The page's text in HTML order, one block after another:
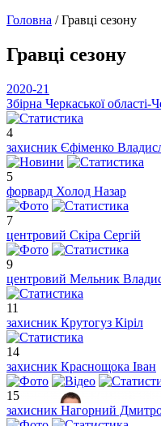
Головна /Гравці сезону
Гравці сезону
2020-21
Збірна Черкаської
4
захисник Єфіменко
5
форвард Холод Назар
7
центровий Скіра Сергій
9
центровий Мельник
11
захисник Крутогуз Кіріл
14
захисник Краснощока Іван
15
захисник Нагорний